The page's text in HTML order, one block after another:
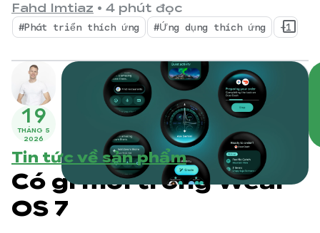
thích ứng. Người dùng không còn chỉ dựa vào một
kiểu dáng thiết bị duy nhất; họ chuyển đổi giữa điện
thoại, thiết bị có thể gập lại, máy tính bảng, máy
tính xách tay, màn hình ô tô và môi trường XR sống
động trong suốt cả ngày.
Fahd Imtiaz • 4 phút đọc
#Phát triển thích ứng #Ứng dụng thích ứng +1
19
THÁNG 5
2026
Tin tức về sản phẩm
Có gì mới trong Wear
OS 7